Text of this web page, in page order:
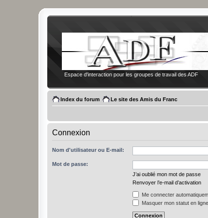
Espace d'interaction pour les groupes de travail des ADF
Index du forum Le site des Amis du Franc
Connexion
Nom d'utilisateur ou E-mail:
Mot de passe:
J’ai oublié mon mot de passe
Renvoyer l’e-mail d’activation
Me connecter
Masquer mon statut en